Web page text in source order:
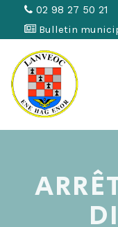
02 98 27 50 21
Bulletin